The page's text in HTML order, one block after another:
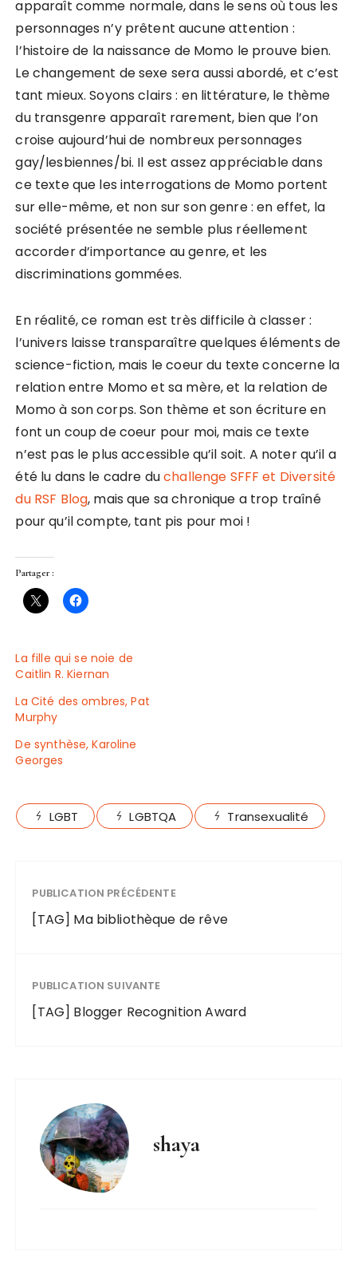
apparaît comme normale, dans le sens où tous les
personnages n’y prêtent aucune attention :
l’histoire de la naissance de Momo le prouve bien.
Le changement de sexe sera aussi abordé, et c’est
tant mieux. Soyons clairs : en littérature, le thème
du transgenre apparaît rarement, bien que l’on
croise aujourd’hui de nombreux personnages
gay/lesbiennes/bi. Il est assez appréciable dans
ce texte que les interrogations de Momo portent
sur elle-même, et non sur son genre : en effet, la
société présentée ne semble plus réellement
accorder d’importance au genre, et les
discriminations gommées.
En réalité, ce roman est très difficile à classer :
l’univers laisse transparaître quelques éléments de
science-fiction, mais le coeur du texte concerne la
relation entre Momo et sa mère, et la relation de
Momo à son corps. Son thème et son écriture en
font un coup de coeur pour moi, mais ce texte
n’est pas le plus accessible qu’il soit. A noter qu’il a
été lu dans le cadre duchallenge SFFF et Diversité
du RSF Blog, mais que sa chronique a trop traîné
pour qu’il compte, tant pis pour moi !
Partager :
La fille qui se noie de
Caitlin R. Kiernan
La Cité des ombres, Pat
Murphy
De synthèse, Karoline
Georges
LGBT LGBTQA Transexualité
PUBLICATION PRÉCÉDENTE
[TAG] Ma bibliothèque de rêve
PUBLICATION SUIVANTE
[TAG] Blogger Recognition Award
shaya